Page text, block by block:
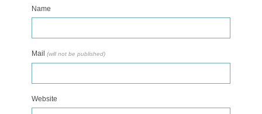
Name
Mail (will not be published)
Website